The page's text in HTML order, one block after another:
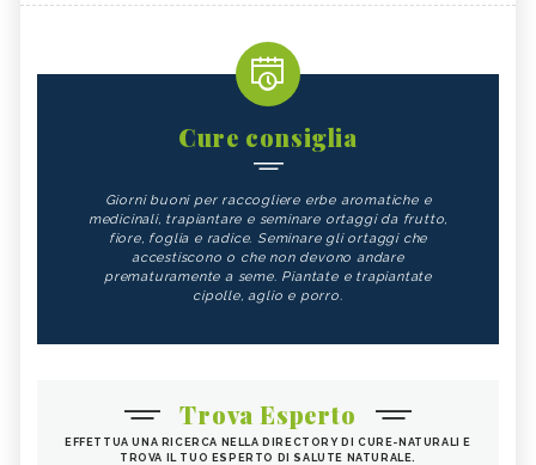
Cure consiglia
Giorni buoni per raccogliere erbe aromatiche e
medicinali, trapiantare e seminare ortaggi da frutto,
fiore, foglia e radice. Seminare gli ortaggi che
accestiscono o che non devono andare
prematuramente a seme. Piantate e trapiantate
cipolle, aglio e porro.
Trova Esperto
EFFETTUA UNA RICERCA NELLA DIRECTORY DI CURE-NATURALI E
TROVA IL TUO ESPERTO DI SALUTE NATURALE.